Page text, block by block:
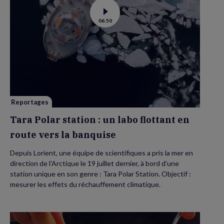
Voir
la
vidéo
de
Tara
Polar
station
:
la
06:50
Reportages
Tara Polar station : un labo flottant en
route vers la banquise
Depuis Lorient, une équipe de scientifiques a pris la mer en
direction de l’Arctique le 19 juillet dernier, à bord d’une
station unique en son genre : Tara Polar Station. Objectif :
mesurer les effets du réchauffement climatique.